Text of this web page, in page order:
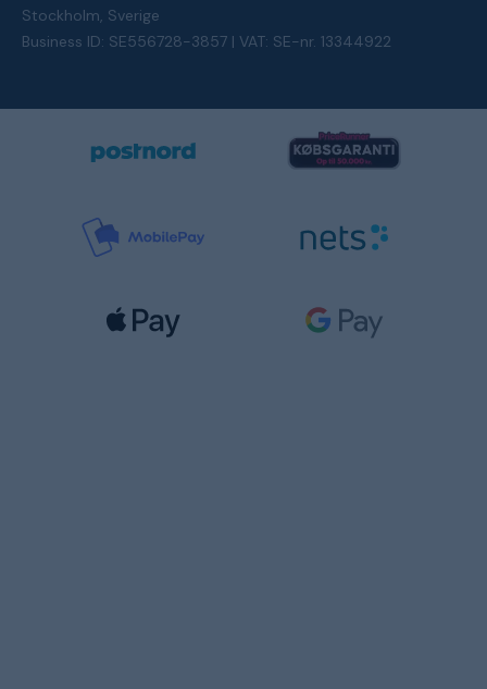
Stockholm, Sverige
Business ID: SE556728-3857 | VAT: SE-nr. 13344922